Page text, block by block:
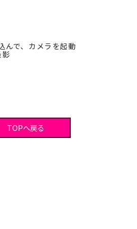
んで、カメラを起動
TOPへ戻る